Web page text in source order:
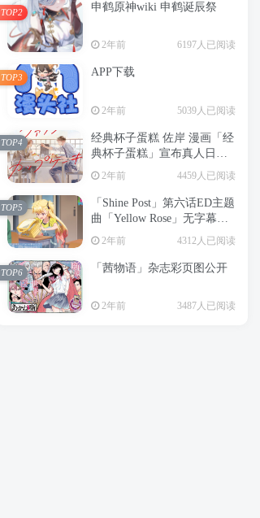
申鹤原神wiki 申鹤诞辰祭
2年前 6197人已阅读
TOP2
APP下载
2年前 5039人已阅读
TOP3
经典杯子蛋糕 佐岸 漫画「经
典杯子蛋糕」宣布真人日剧
化
2年前 4459人已阅读
TOP4
「Shine Post」第六话ED主题
曲「Yellow Rose」无字幕MV
公开
2年前 4312人已阅读
TOP5
「茜物语」杂志彩页图公开
2年前 3487人已阅读
TOP6
8684人已阅读
overlord卢贝多的龙王谁厉害
「Overlord」露普斯蕾琪娜·贝塔手办开...
TOP1
申鹤原神wiki 申鹤诞辰祭
2年前 6197人已阅读
TOP2
APP下载
2年前 5039人已阅读
TOP3
经典杯子蛋糕 佐岸 漫画「经
典杯子蛋糕」宣布真人日剧
TOP4